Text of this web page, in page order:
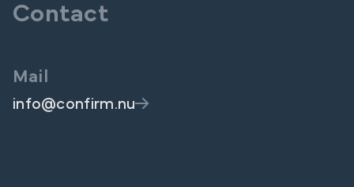
Contact
Mail
info@confirm.nu